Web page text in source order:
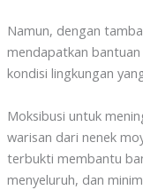
Namun, dengan
mendapatkan
kondisi lingkungan
Moksibusi untuk
warisan dari nenek
terbukti membantu
menyeluruh, dan